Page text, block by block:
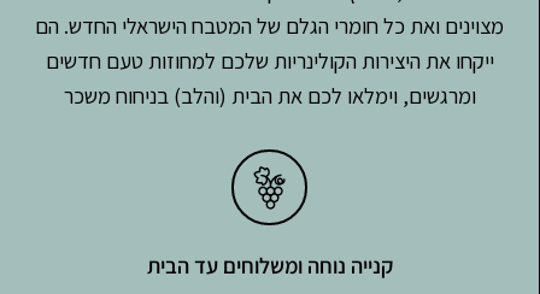
מצוינים ואת כל חומרי הגלם של המטבח הישראלי החדש. הם
ייקחו את היצירות הקולינריות שלכם למחוזות טעם חדשים
ומרגשים, וימלאו לכם את הבית (והלב) בניחוח משכר
קנייה נוחה ומשלוחים עד הבית